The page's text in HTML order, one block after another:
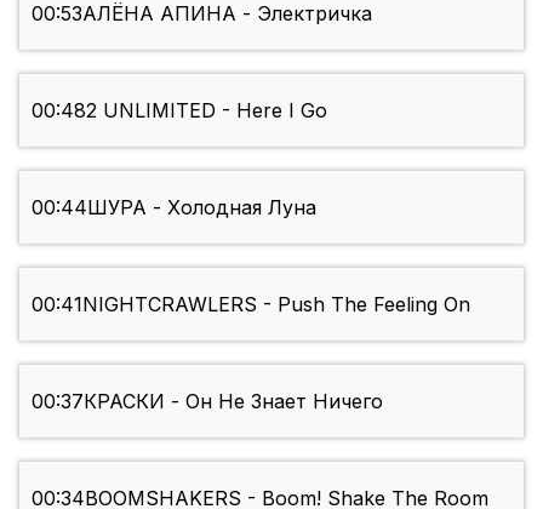
00:53АЛЁНА АПИНА - Электричка
00:482 UNLIMITED - Here I Go
00:44ШУРА - Холодная Луна
00:41NIGHTCRAWLERS - Push The Feeling On
00:37КРАСКИ - Он Не Знает Ничего
00:34BOOMSHAKERS - Boom! Shake The Room